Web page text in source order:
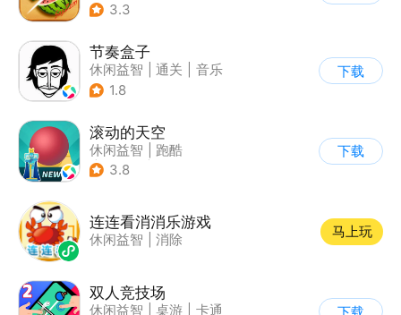
3.3
节奏盒子
休闲益智 通关
音乐
1.8
下载
滚动的天空
休闲益智
跑酷
| 女性向
3.8
下载
连连看消消乐游戏
休闲益智 消除
马上玩
双人竞技场
休闲益智 桌游
卡通
下载